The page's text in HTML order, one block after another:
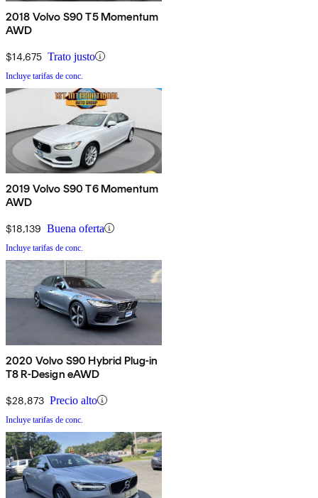
2018 Volvo S90 T5 Momentum
AWD
$14,675 Trato justo
Incluye tarifas de conc.
2019 Volvo S90 T6 Momentum
AWD
$18,139 Buena oferta
Incluye tarifas de conc.
2020 Volvo S90 Hybrid Plug-in
T8 R-Design eAWD
$28,873 Precio alto
Incluye tarifas de conc.